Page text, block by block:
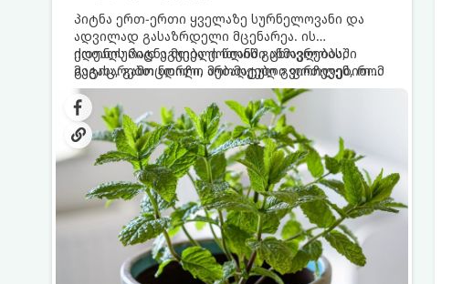
პიტნა ერთ-ერთი ყველაზე სურნელოვანი და
ადვილად გასაზრდელი მცენარეა. ის
იდეალურად ეგუება ქოთანში ცხოვრებას,
მეტიც, გამოცდილი მებაღეები გვირჩევენ, რომ
პიტნა მხოლოდ ქოთანში მოვიყვანოთ, რადგან
ღია გრუნტში (ბაღში) დარგვისას ის ფესვებით
ძალიან სწრაფად ვრცელდება და სხვა
მცენარეებს ავიწროებს.
ქოთნის პიტნა მთელი წლის განმავლობაში
გაგახარებთ ნორჩი, არომატული ფოთლებით
ჩაის, ლიმონათისა თუ კერძებისთვის.